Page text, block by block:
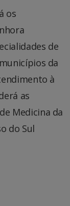
os
de
da
à
as
Medicina da
do Sul